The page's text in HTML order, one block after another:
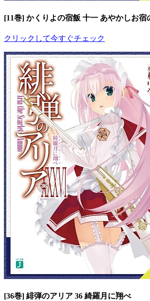
[11巻] かくりよの宿飯 十一 あやかしお宿
クリックして今すぐチェック
[36巻] 緋弾のアリア 36 綺羅月に翔べ